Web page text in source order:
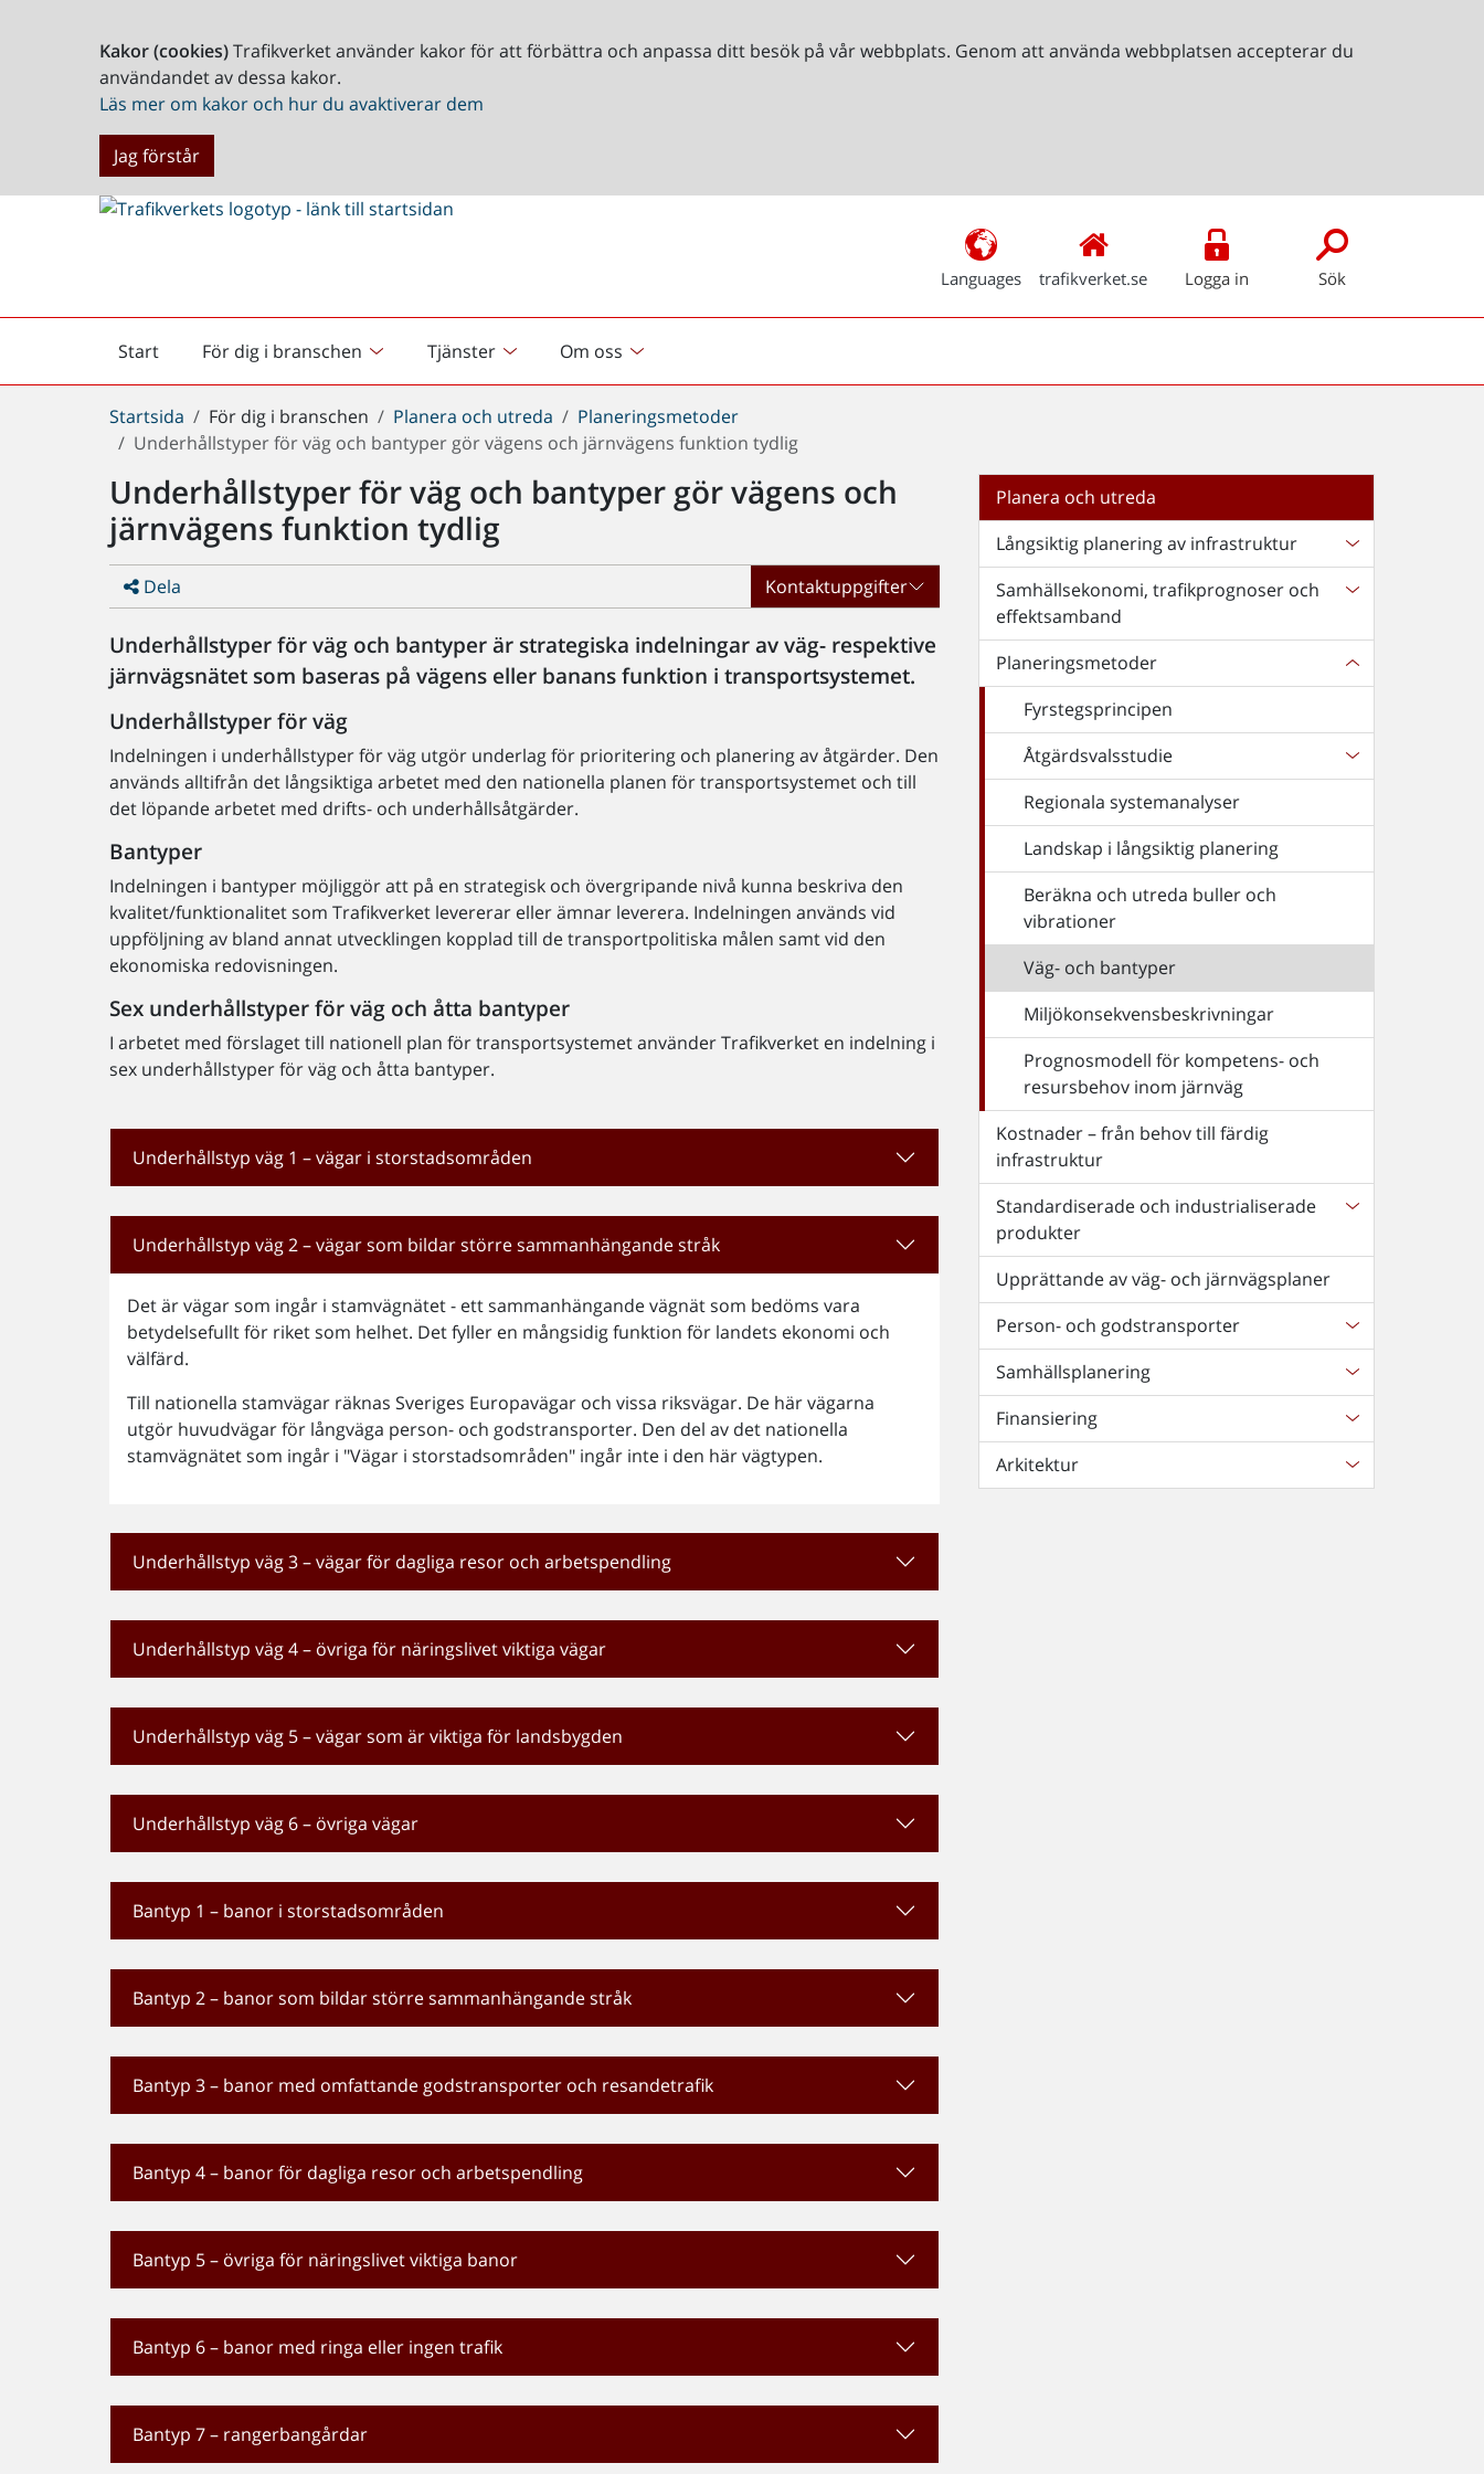
Kakor (cookies)Trafikverket använder kakor för att förbättra och anpassa ditt besök på vår webbplats. Genom att använda webbplatsen accepterar du
användandet av dessa kakor.
Läs mer om kakor och hur du avaktiverar dem
Jag förstår
Languages trafikverket.se Logga in Sök
Start
Startsida För dig i branschen Tjänster Om oss
Du
är
Startsida För dig i branschen Planera och utreda
Planeringsmetoder
Underhållstyper för väg och bantyper gör vägens och järnvägens funktion tydlig
Underhållstyper för väg och bantyper gör vägens och
järnvägens funktion tydlig
Dela Kontaktuppgifter
Underhållstyper för väg och bantyper är strategiska indelningar av väg- respektive
järnvägsnätet som baseras på vägens eller banans funktion i transportsystemet.
Underhållstyper för väg
Indelningen i underhållstyper för väg utgör underlag för prioritering och planering av åtgärder. Den
används alltifrån det långsiktiga arbetet med den nationella planen för transportsystemet och till
det löpande arbetet med drifts- och underhållsåtgärder.
Bantyper
Indelningen i bantyper möjliggör att på en strategisk och övergripande nivå kunna beskriva den
kvalitet/funktionalitet som Trafikverket levererar eller ämnar leverera. Indelningen används vid
uppföljning av bland annat utvecklingen kopplad till de transportpolitiska målen samt vid den
ekonomiska redovisningen.
Sex underhållstyper för väg och åtta bantyper
I arbetet med förslaget till nationell plan för transportsystemet använder Trafikverket en indelning i
sex underhållstyper för väg och åtta bantyper.
Underhållstyp väg 1 – vägar i storstadsområden
Underhållstyp väg 2 – vägar som bildar större sammanhängande stråk
Det är vägar som ingår i stamvägnätet - ett sammanhängande vägnät som bedöms vara
betydelsefullt för riket som helhet. Det fyller en mångsidig funktion för landets ekonomi och
välfärd.
Till nationella stamvägar räknas Sveriges Europavägar och vissa riksvägar. De här vägarna
utgör huvudvägar för långväga person- och godstransporter. Den del av det nationella
stamvägnätet som ingår i "Vägar i storstadsområden" ingår inte i den här vägtypen.
Underhållstyp väg 3 – vägar för dagliga resor och arbetspendling
Underhållstyp väg 4 – övriga för näringslivet viktiga vägar
Underhållstyp väg 5 – vägar som är viktiga för landsbygden
Underhållstyp väg 6 – övriga vägar
Bantyp 1 – banor i storstadsområden
Bantyp 2 – banor som bildar större sammanhängande stråk
Bantyp 3 – banor med omfattande godstransporter och resandetrafik
Bantyp 4 – banor för dagliga resor och arbetspendling
Bantyp 5 – övriga för näringslivet viktiga banor
Bantyp 6 – banor med ringa eller ingen trafik
Bantyp 7 – rangerbangårdar
Planera och utreda
Långsiktig planering av infrastruktur
Samhällsekonomi, trafikprognoser och
effektsamband
Planeringsmetoder
Fyrstegsprincipen
Åtgärdsvalsstudie
Regionala systemanalyser
Landskap i långsiktig planering
Beräkna och utreda buller och
vibrationer
Väg- och bantyper
Miljökonsekvensbeskrivningar
Prognosmodell för kompetens- och
resursbehov inom järnväg
Kostnader – från behov till färdig
infrastruktur
Standardiserade och industrialiserade
produkter
Upprättande av väg- och järnvägsplaner
Person- och godstransporter
Samhällsplanering
Finansiering
Arkitektur